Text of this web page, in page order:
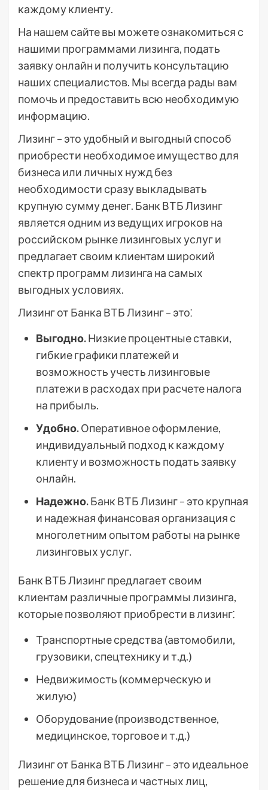
каждому клиенту.
На нашем сайте вы можете ознакомиться с
нашими программами лизинга, подать
заявку онлайн и получить консультацию
наших специалистов. Мы всегда рады вам
помочь и предоставить всю необходимую
информацию.
Лизинг – это удобный и выгодный способ
приобрести необходимое имущество для
бизнеса или личных нужд без
необходимости сразу выкладывать
крупную сумму денег. Банк ВТБ Лизинг
является одним из ведущих игроков на
российском рынке лизинговых услуг и
предлагает своим клиентам широкий
спектр программ лизинга на самых
выгодных условиях.
Лизинг от Банка ВТБ Лизинг – это⁚
Выгодно.Низкие процентные ставки,
гибкие графики платежей и
возможность учесть лизинговые
платежи в расходах при расчете налога
на прибыль.
Удобно.Оперативное оформление,
индивидуальный подход к каждому
клиенту и возможность подать заявку
онлайн.
Надежно.Банк ВТБ Лизинг – это крупная
и надежная финансовая организация с
многолетним опытом работы на рынке
лизинговых услуг.
Банк ВТБ Лизинг предлагает своим
клиентам различные программы лизинга,
которые позволяют приобрести в лизинг⁚
Транспортные средства (автомобили,
грузовики, спецтехнику и т.д.)
Недвижимость (коммерческую и
жилую)
Оборудование (производственное,
медицинское, торговое и т.д.)
Лизинг от Банка ВТБ Лизинг – это идеальное
решение для бизнеса и частных лиц,